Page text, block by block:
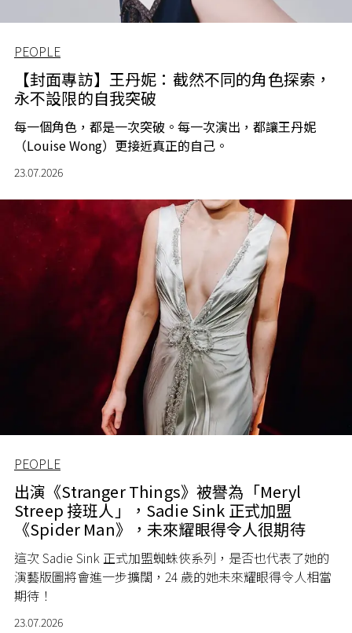
PEOPLE
【封面專訪】王丹妮：截然不同的角色探索，
永不設限的自我突破
每一個角色，都是一次突破。每一次演出，都讓王丹妮
（Louise Wong）更接近真正的自己。
23.07.2026
PEOPLE
出演《Stranger Things》被譽為「Meryl
Streep 接班人」，Sadie Sink 正式加盟
《Spider Man》，未來耀眼得令人很期待
這次 Sadie Sink 正式加盟蜘蛛俠系列，是否也代表了她的
演藝版圖將會進一步擴闊，24 歲的她未來耀眼得令人相當
期待！
23.07.2026